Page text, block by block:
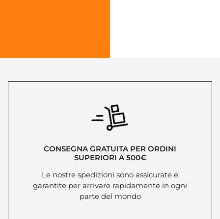
CONSEGNA GRATUITA PER ORDINI
SUPERIORI A 500€
Le nostre spedizioni sono assicurate e
garantite per arrivare rapidamente in ogni
parte del mondo